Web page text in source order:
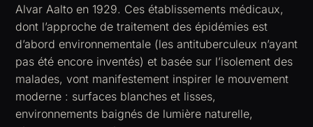
Alvar Aalto en 1929. Ces établissements médicaux,
dont l’approche de traitement des épidémies est
d’abord environnementale (les antituberculeux n’ayant
pas été encore inventés) et basée sur l’isolement des
malades, vont manifestement inspirer le mouvement
moderne : surfaces blanches et lisses,
environnements baignés de lumière naturelle,